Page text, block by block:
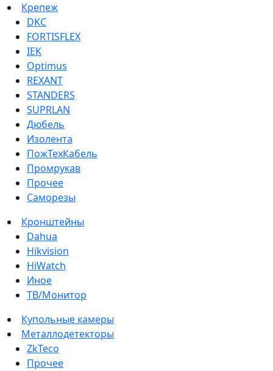
Крепеж
DKC
FORTISFLEX
IEK
Optimus
REXANT
STANDERS
SUPRLAN
Дюбель
Изолента
ПожТехКабель
Промрукав
Прочее
Саморезы
Кронштейны
Dahua
Hikvision
HiWatch
Иное
ТВ/Монитор
Купольные камеры
Металлодетекторы
ZkTeco
Прочее